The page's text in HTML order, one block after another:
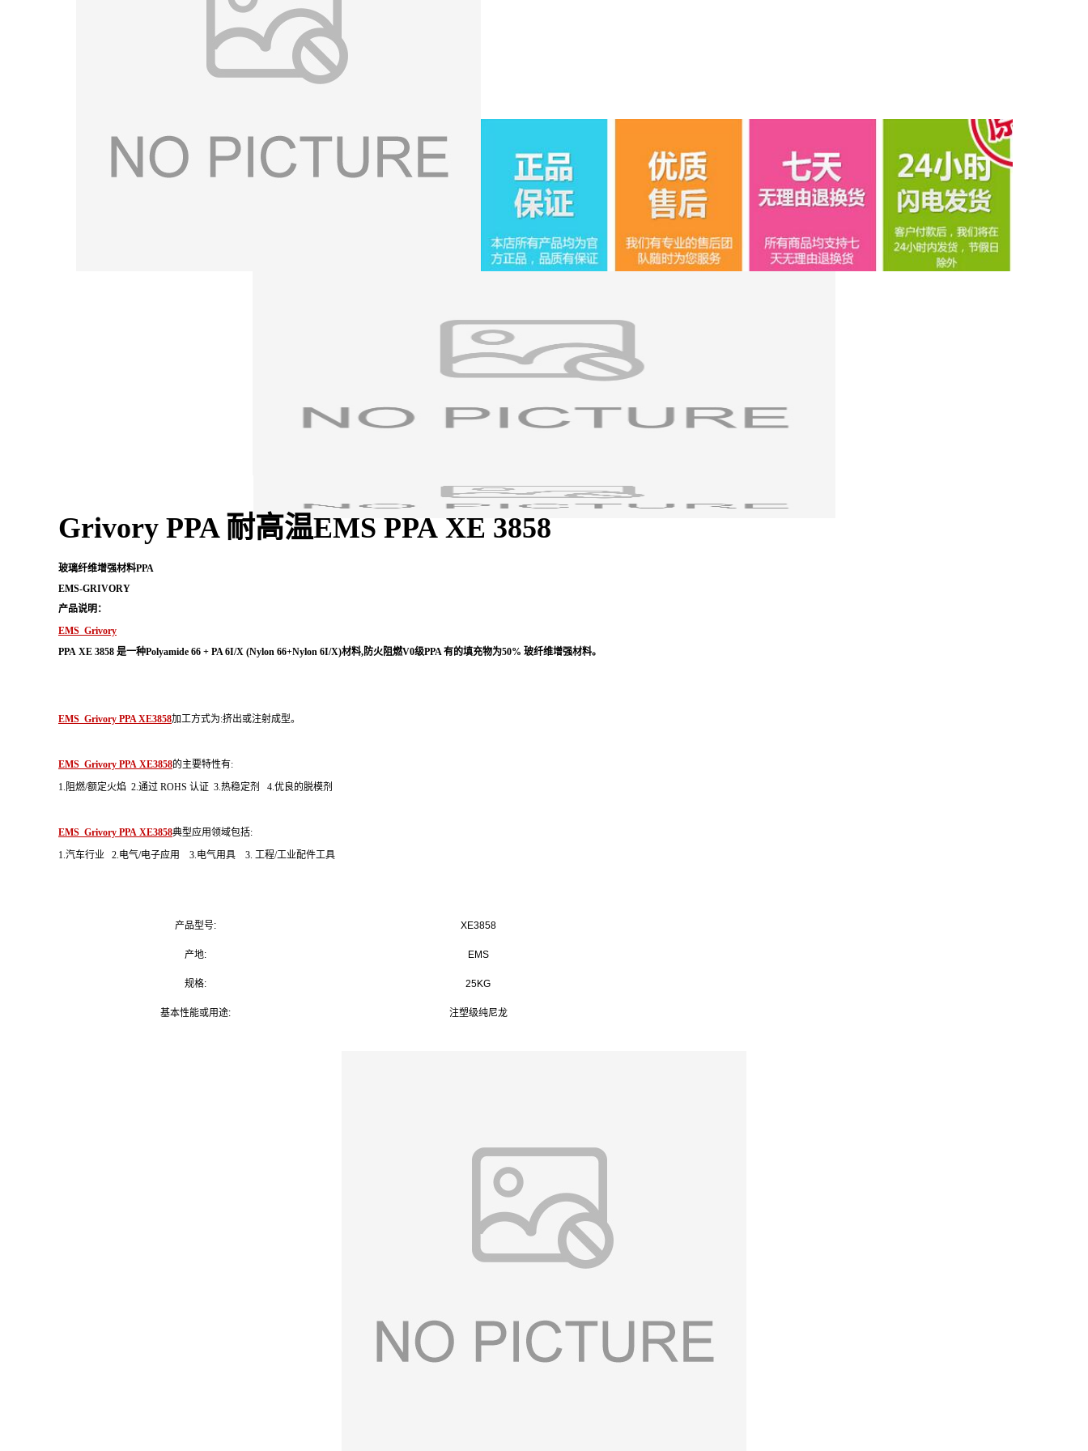
Grivory PPA 耐高温EMS PPA XE 3858
玻璃纤维增强材料PPA
EMS-GRIVORY
产品说明：
EMS Grivory
PPA XE 3858 是一种Polyamide 66 + PA 6I/X (Nylon 66+Nylon 6I/X)材料,防火阻燃V0级PPA有的填充物为50% 玻纤维增强材料。
EMS Grivory PPA XE3858加工方式为:挤出或注射成型。
EMS Grivory PPA XE3858的主要特性有:
1.阻燃/额定火焰 2.通过 ROHS 认证 3.热稳定剂 4.优良的脱模剂
EMS Grivory PPA XE3858典型应用领域包括:
1.汽车行业 2.电气/电子应用 3.电气用具 3. 工程/工业配件工具
产品型号: XE3858
产地: EMS
规格: 25KG
基本性能或用途: 注塑级纯尼龙